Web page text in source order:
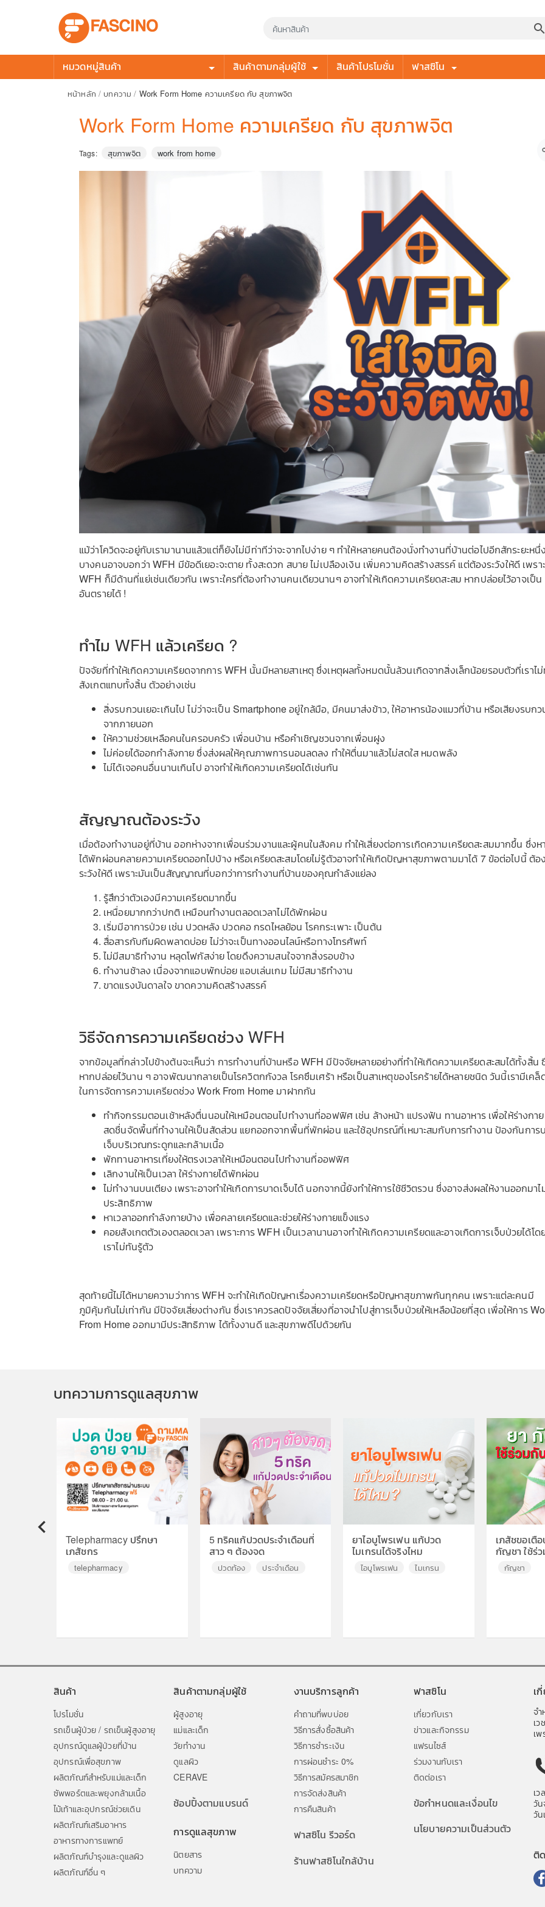
search
หมวดหมู่สินค้า สินค้าตามกลุ่มผู้ใช้ สินค้าโปรโมชั่น ฟาสซิโน
หน้าหลัก / บทความ/ Work Form Home ความเครียด กับ สุขภาพจิต
Work Form Home ความเครียด กับ สุขภาพจิต
Tags: สุขภาพจิต work from home
แม้ว่าโควิดจะอยู่กับเรามานานแล้วแต่ก็ยังไม่มีท่าทีว่าจะจากไปง่าย ๆ ทำให้หลายคนต้องนั่งทำงานที่บ้านต่อไปอีกสักระยะหนึ่ง
บางคนอาจบอกว่า WFH มีข้อดีเยอะจะตาย ทั้งสะดวก สบาย ไม่เปลืองเงิน เพิ่มความคิดสร้างสรรค์ แต่ต้องระวังให้ดี เพราะ
WFH ก็มีด้านที่แย่เช่นเดียวกัน เพราะใครที่ต้องทำงานคนเดียวนานๆ อาจทำให้เกิดความเครียดสะสม หากปล่อยไว้อาจเป็น
อันตรายได้ !
ทำไม WFH แล้วเครียด ?
ปัจจัยที่ทำให้เกิดความเครียดจากการ WFH นั้นมีหลายสาเหตุ ซึ่งเหตุผลทั้งหมดนั้นล้วนเกิดจากสิ่งเล็กน้อยรอบตัวที่เราไ
สังเกตแทบทั้งสิ้น ตัวอย่างเช่น
สิ่งรบกวนเยอะเกินไป ไม่ว่าจะเป็น Smartphone อยู่ใกล้มือ, มีคนมาส่งข้าว, ให้อาหารน้องแมวที่บ้าน หรือเสียงรบกว
จากภายนอก
ให้ความช่วยเหลือคนในครอบครัว เพื่อนบ้าน หรือคำเชิญชวนจากเพื่อนฝูง
ไม่ค่อยได้ออกกำลังกาย ซึ่งส่งผลให้คุณภาพการนอนลดลง ทำให้ตื่นมาแล้วไม่สดใส หมดพลัง
ไม่ได้เจอคนอื่นนานเกินไป อาจทำให้เกิดความเครียดได้เช่นกัน
สัญญาณต้องระวัง
เมื่อต้องทำงานอยู่ที่บ้าน ออกห่างจากเพื่อนร่วมงานและผู้คนในสังคม ทำให้เสี่ยงต่อการเกิดความเครียดสะสมมากขึ้น ซึ่งห
ได้พักผ่อนคลายความเครียดออกไปบ้าง หรือเครียดสะสมโดยไม่รู้ตัวอาจทำให้เกิดปัญหาสุขภาพตามมาได้ 7 ข้อต่อไปนี้ ต้อง
ระวังให้ดี เพราะมันเป็นสัญญาณที่บอกว่าการทำงานที่บ้านของคุณกำลังแย่ลง
รู้สึกว่าตัวเองมีความเครียดมากขึ้น
เหนื่อยมากกว่าปกติ เหมือนทำงานตลอดเวลาไม่ได้พักผ่อน
เริ่มมีอาการป่วย เช่น ปวดหลัง ปวดคอ กรดไหลย้อน โรคกระเพาะ เป็นต้น
สื่อสารกับทีมผิดพลาดบ่อย ไม่ว่าจะเป็นทางออนไลน์หรือทางโทรศัพท์
ไม่มีสมาธิทำงาน หลุดโฟกัสง่าย โดยดึงความสนใจจากสิ่งรอบข้าง
ทำงานช้าลง เนื่องจากแอบพักบ่อย แอบเล่นเกม ไม่มีสมาธิทำงาน
ขาดแรงบันดาลใจ ขาดความคิดสร้างสรรค์
วิธีจัดการความเครียดช่วง WFH
จากข้อมูลที่กล่าวไปข้างต้นจะเห็นว่า การทำงานที่บ้านหรือ WFH มีปัจจัยหลายอย่างที่ทำให้เกิดความเครียดสะสมได้ทั้งสิ้น
หากปล่อยไว้นาน ๆ อาจพัฒนากลายเป็นโรควิตกกังวล โรคซึมเศร้า หรือเป็นสาเหตุของโรคร้ายได้หลายชนิด วันนี้เรามีเคล็
ในการจัดการความเครียดช่วง Work From Home มาฝากกัน
ทำกิจกรรมตอนเช้าหลังตื่นนอนให้เหมือนตอนไปทำงานที่ออฟฟิศ เช่น ล้างหน้า แปรงฟัน ทานอาหาร เพื่อให้ร่างกาย
สดชื่นจัดพื้นที่ทำงานให้เป็นสัดส่วน แยกออกจากพื้นที่พักผ่อน และใช้อุปกรณ์ที่เหมาะสมกับการทำงาน ป้องกันการ
เจ็บบริเวณกระดูกและกล้ามเนื้อ
พักทานอาหารเที่ยงให้ตรงเวลาให้เหมือนตอนไปทำงานที่ออฟฟิศ
เลิกงานให้เป็นเวลา ให้ร่างกายได้พักผ่อน
ไม่ทำงานบนเตียง เพราะอาจทำให้เกิดการบาดเจ็บได้ นอกจากนี้ยังทำให้การใช้ชีวิตรวน ซึ่งอาจส่งผลให้งานออกมาไ
ประสิทธิภาพ
หาเวลาออกกำลังกายบ้าง เพื่อคลายเครียดและช่วยให้ร่างกายแข็งแรง
คอยสังเกตตัวเองตลอดเวลา เพราะการ WFH เป็นเวลานานอาจทำให้เกิดความเครียดและอาจเกิดการเจ็บป่วยได้โด
เราไม่ทันรู้ตัว
สุดท้ายนี้ไม่ได้หมายความว่าการ WFH จะทำให้เกิดปัญหาเรื่องความเครียดหรือปัญหาสุขภาพกันทุกคน เพราะแต่ละคนมี
ภูมิคุ้มกันไม่เท่ากัน มีปัจจัยเสี่ยงต่างกัน ซึ่งเราควรลดปัจจัยเสี่ยงที่อาจนำไปสู่การเจ็บป่วยให้เหลือน้อยที่สุด เพื่อให้การ
From Home ออกมามีประสิทธิภาพ ได้ทั้งงานดี และสุขภาพดีไปด้วยกัน
บทความการดูแลสุขภาพ
Telepharmacy ปรึกษา
เภสัชกร
telepharmacy
5 ทริคแก้ปวดประจำเดือนที่
สาว ๆ ต้องจด
ปวดท้อง ประจำเดือน
ยาไอบูโพรเฟน แก้ปวด
ไมเกรนได้จริงไหม
ไอบูโพรเฟน ไมเกรน
เภสัชขอเตื
กัญชา ใช้ร่ว
อันตราย
กัญชา
สินค้า
โปรโมชั่น
รถเข็นผู้ป่วย / รถเข็นผู้สูงอายุ
อุปกรณ์ดูแลผู้ป่วยที่บ้าน
อุปกรณ์เพื่อสุขภาพ
ผลิตภัณฑ์สำหรับแม่และเด็ก
ซัพพอร์ตและพยุงกล้ามเนื้อ
ไม้เท้าและอุปกรณ์ช่วยเดิน
ผลิตภัณฑ์เสริมอาหาร
อาหารทางการแพทย์
ผลิตภัณฑ์บำรุงและดูแลผิว
ผลิตภัณฑ์อื่น ๆ
สินค้าตามกลุ่มผู้ใช้
ผู้สูงอายุ
แม่และเด็ก
วัยทำงาน
ดูแลผิว
CERAVE
ช้อปปิ้งตามแบรนด์
การดูแลสุขภาพ
นิตยสาร
บทความ
งานบริการลูกค้า
คำถามที่พบบ่อย
วิธีการสั่งซื้อสินค้า
วิธีการชำระเงิน
การผ่อนชำระ 0%
วิธีการสมัครสมาชิก
การจัดส่งสินค้า
การคืนสินค้า
ฟาสซิโน รีวอร์ด
ร้านฟาสซิโนใกล้บ้าน
ฟาสซิโน
เกี่ยวกับเรา
ข่าวและกิจกรรม
แฟรนไซส์
ร่วมงานกับเรา
ติดต่อเรา
ข้อกำหนดและเงื่อนไข
นโยบายความเป็นส่วนตัว
เ
จ
เ
เ
เว
วั
วัน
ติ